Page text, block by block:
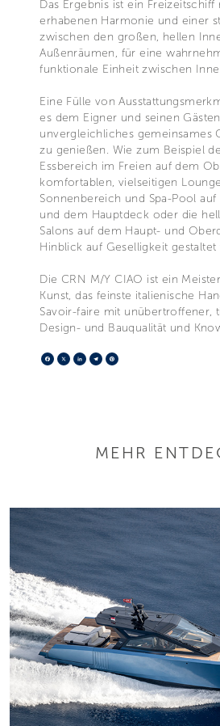
Das Ergebnis ist ein
erhabenen Harmonie und einer
zwischen den großen, hellen
Außenräumen, für eine
funktionale Einheit zwischen
Eine Fülle von
es dem Eigner und seinen
unvergleichliches gemeinsames
zu genießen. Wie zum Beispiel
Essbereich im Freien auf dem
komfortablen, vielseitigen
Sonnenbereich und Spa-Pool
und dem Hauptdeck oder die
Salons auf dem Haupt- und
Hinblick auf Geselligkeit gestaltet
Die CRN M/Y CIAO ist ein
Kunst, das feinste italienische
Savoir-faire mit unübertroffener,
Design- und Bauqualität und
Facebook
X LinkedIn
Telegram
MEHR